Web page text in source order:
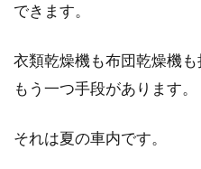
できます。
衣類乾燥機も布団乾燥機も
もう一つ手段があります。
それは夏の車内です。